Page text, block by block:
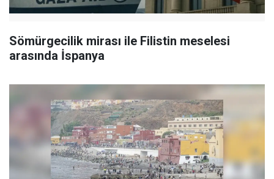
Sömürgecilik mirası ile Filistin meselesi
arasında İspanya